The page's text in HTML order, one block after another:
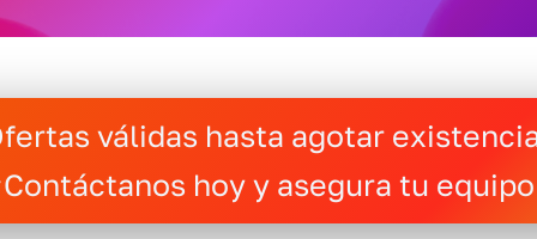
válidas hasta agotar
hoy y asegura tu